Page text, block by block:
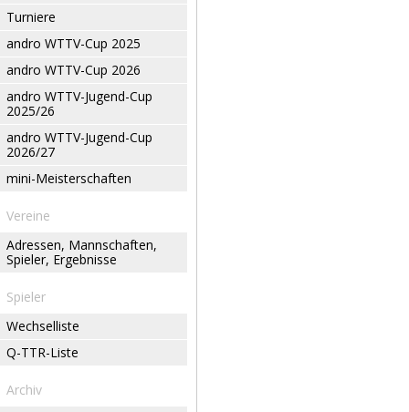
Turniere
andro WTTV-Cup 2025
andro WTTV-Cup 2026
andro WTTV-Jugend-Cup
2025/26
andro WTTV-Jugend-Cup
2026/27
mini-Meisterschaften
Vereine
Adressen, Mannschaften,
Spieler, Ergebnisse
Spieler
Wechselliste
Q-TTR-Liste
Archiv